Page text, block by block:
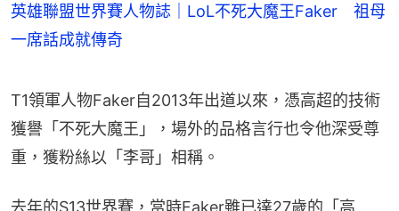
英雄聯盟世界賽人物誌｜LoL不死大魔王Faker 祖母
一席話成就傳奇
T1領軍人物Faker自2013年出道以來，憑高超的技術
獲譽「不死大魔王」，場外的品格言行也令他深受尊
重，獲粉絲以「李哥」相稱。
去年的S13世界賽，當時Faker雖已達27歲的「高